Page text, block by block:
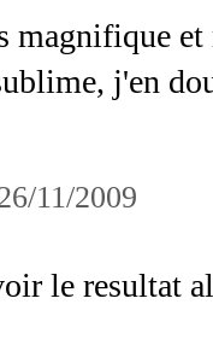
magnifique
j'en
11/2009
le resultat